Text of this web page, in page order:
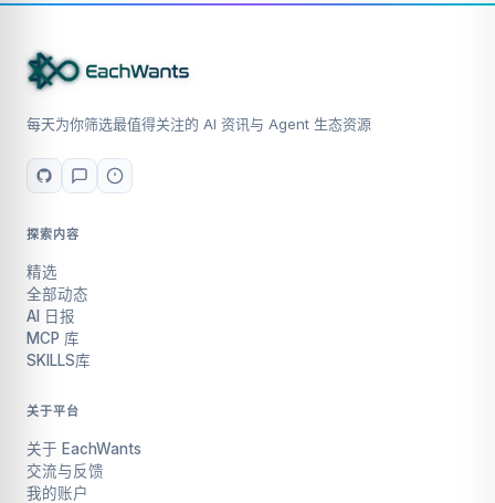
每天为你筛选最值得关注的 AI 资讯与 Agent 生态资源
探索内容
精选
全部动态
AI 日报
MCP 库
SKILLS库
关于平台
关于 EachWants
交流与反馈
我的账户